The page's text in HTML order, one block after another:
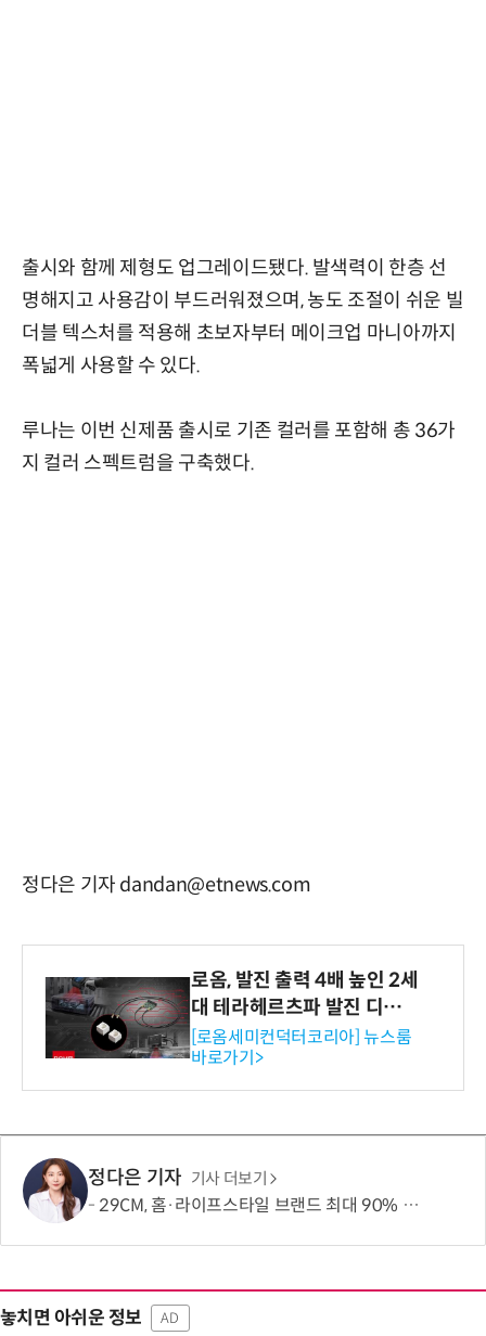
출시와 함께 제형도 업그레이드됐다. 발색력이 한층 선
명해지고 사용감이 부드러워졌으며, 농도 조절이 쉬운 빌
더블 텍스처를 적용해 초보자부터 메이크업 마니아까지
폭넓게 사용할 수 있다.
루나는 이번 신제품 출시로 기존 컬러를 포함해 총 36가
지 컬러 스펙트럼을 구축했다.
정다은 기자 dandan@etnews.com
로옴, 발진 출력 4배 높인 2세
대 테라헤르츠파 발진 디바이
스 개발
[로옴세미컨덕터코리아] 뉴스룸
바로가기>
정다은 기자 기사 더보기
29CM, 홈·라이프스타일 브랜드 최대 90% 할인 '이구홈위크' 실시
놓치면 아쉬운 정보 AD